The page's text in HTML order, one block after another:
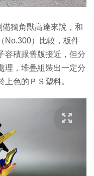
獨角獸高達來說，和
No.300）比較，板件
容積跟舊版接近，但分
理，堆疊組裝出一定分
色的ＰＳ塑料。